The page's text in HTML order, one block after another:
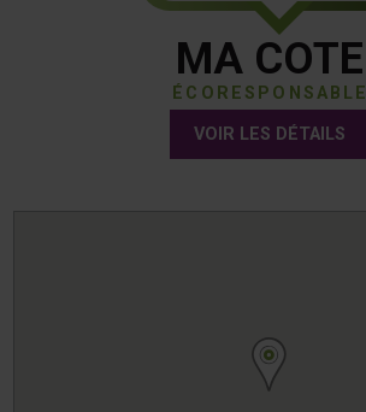
MA COTE
ÉCORESPONSABLE
VOIR LES DÉTAILS